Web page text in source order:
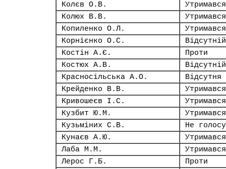
Колєв О.В.
Утримався
Колюх В.В.
Утримався
Копиленко О.Л.
Утримався
Корнієнко О.С.
Відсутній
Костін А.Є.
Проти
Костюх А.В.
Відсутній
Красносільська А.О.
Відсутня
Крейденко В.В.
Утримався
Кривошеєв І.С.
Утримався
Кузбит Ю.М.
Утримався
Кузьміних С.В.
Не
Кунаєв А.Ю.
Утримався
Лаба М.М.
Утримався
Лерос Г.Б.
Проти